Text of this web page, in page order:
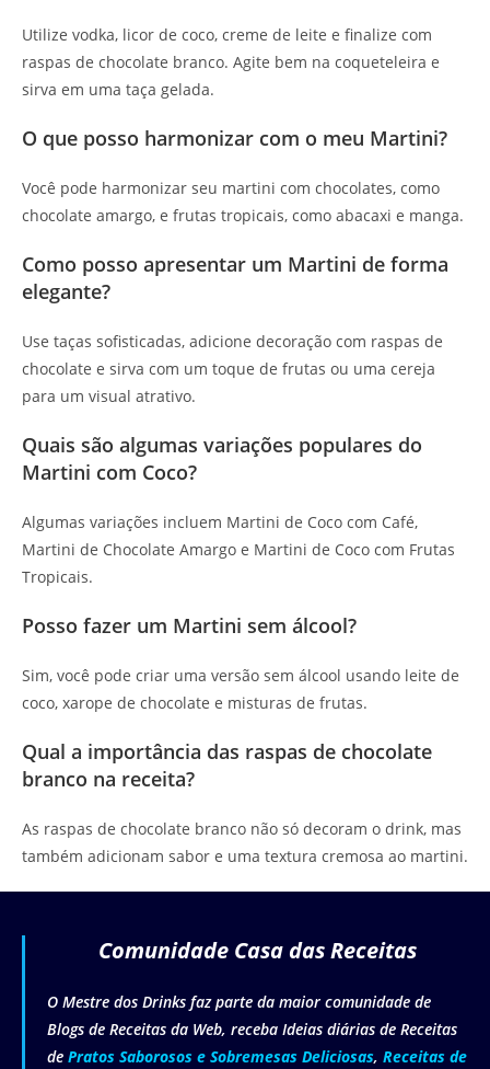
Utilize vodka, licor de coco, creme de leite e finalize com
raspas de chocolate branco. Agite bem na coqueteleira e
sirva em uma taça gelada.
O que posso harmonizar com o meu Martini?
Você pode harmonizar seu martini com chocolates, como
chocolate amargo, e frutas tropicais, como abacaxi e manga.
Como posso apresentar um Martini de forma
elegante?
Use taças sofisticadas, adicione decoração com raspas de
chocolate e sirva com um toque de frutas ou uma cereja
para um visual atrativo.
Quais são algumas variações populares do
Martini com Coco?
Algumas variações incluem Martini de Coco com Café,
Martini de Chocolate Amargo e Martini de Coco com Frutas
Tropicais.
Posso fazer um Martini sem álcool?
Sim, você pode criar uma versão sem álcool usando leite de
coco, xarope de chocolate e misturas de frutas.
Qual a importância das raspas de chocolate
branco na receita?
As raspas de chocolate branco não só decoram o drink, mas
também adicionam sabor e uma textura cremosa ao martini.
Comunidade Casa das Receitas
O Mestre dos Drinks faz parte da maior comunidade de
Blogs de Receitas da Web, receba Ideias diárias de Receitas
de Pratos Saborosos e Sobremesas Deliciosas, Receitas de